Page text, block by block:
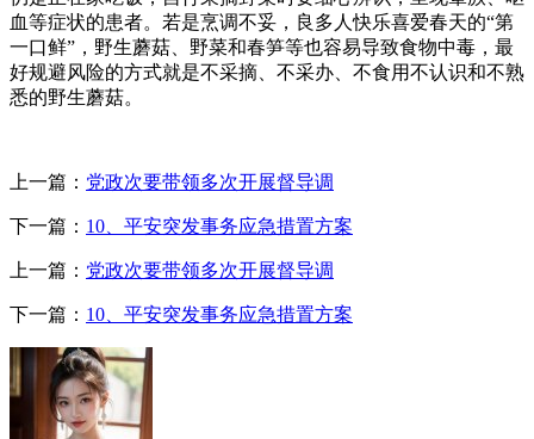
血等症状的患者。若是烹调不妥，良多人快乐喜爱春天的“第
一口鲜”，野生蘑菇、野菜和春笋等也容易导致食物中毒，最
好规避风险的方式就是不采摘、不采办、不食用不认识和不熟
悉的野生蘑菇。
上一篇： 党政次要带领多次开展督导调
下一篇： 10、平安突发事务应急措置方案
上一篇： 党政次要带领多次开展督导调
下一篇： 10、平安突发事务应急措置方案